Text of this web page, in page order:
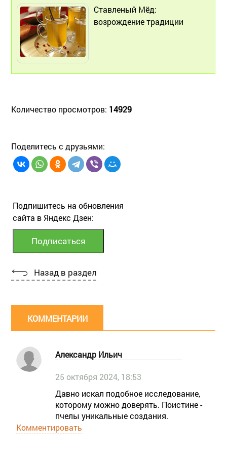
Ставленый Мёд:
возрождение традиции
Количество просмотров: 14929
Поделитесь с друзьями:
Подпишитесь на обновления
сайта в Яндекс Дзен:
Назад в раздел
КОММЕНТАРИИ
Александр Ильич
25 октября 2024, 18:53
Давно искал подобное исследование,
которому можно доверять. Поистине -
пчелы уникальные создания.
Комментировать